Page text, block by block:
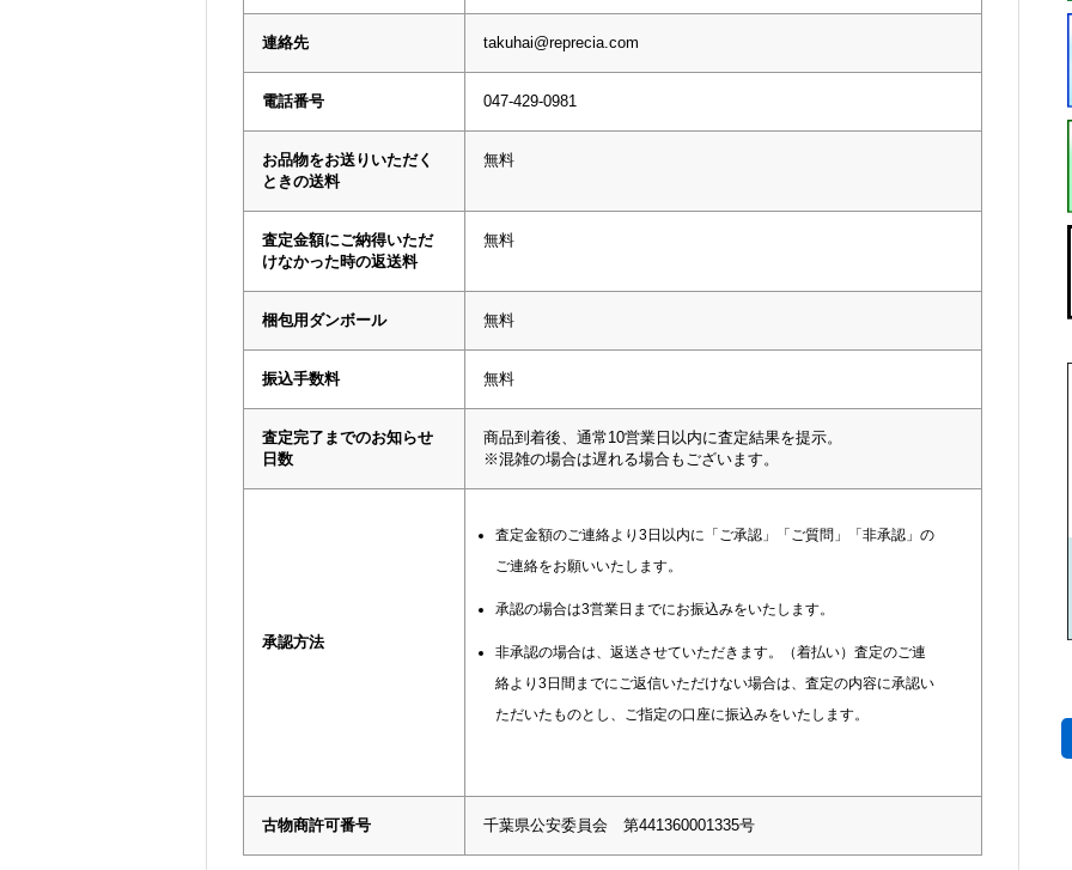
連絡先 takuhai@reprecia.com
電話番号 047-429-0981
お品物をお送りいただく
ときの送料
無料
査定金額にご納得いただ
けなかった時の返送料
無料
梱包用ダンボール 無料
振込手数料 無料
査定完了までのお知らせ
日数
商品到着後、通常10営業日以内に査定結果を提示。
※混雑の場合は遅れる場合もございます。
承認方法
査定金額のご連絡より3日以内に「ご承認」「ご質問」「非承認」の
ご連絡をお願いいたします。
承認の場合は3営業日までにお振込みをいたします。
非承認の場合は、返送させていただきます。（着払い）査定のご連
絡より3日間までにご返信いただけない場合は、査定の内容に承認い
ただいたものとし、ご指定の口座に振込みをいたします。
古物商許可番号 千葉県公安委員会 第441360001335号